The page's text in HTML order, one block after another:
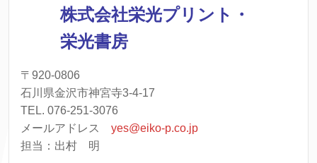
株式会社栄光プリント・
栄光書房
〒920-0806
石川県金沢市神宮寺3-4-17
TEL. 076-251-3076
メールアドレス yes@eiko-p.co.jp
担当：出村 明